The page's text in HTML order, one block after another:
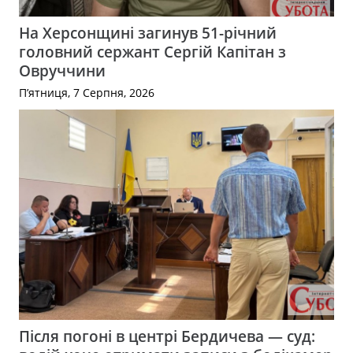
На Херсонщині загинув 51-річний
головний сержант Сергій Капітан з
Овруччини
П’ятниця, 7 Серпня, 2026
Після погоні в центрі Бердичева — суд: